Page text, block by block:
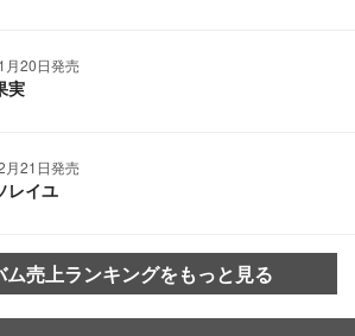
月20日発売
実
月21日発売
レイユ
売上ランキングをもっと見る